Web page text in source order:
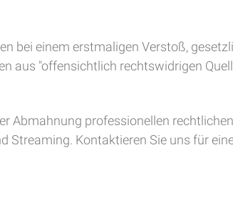
bei einem erstmaligen Verstoß,
aus "offensichtlich rechtswidrigen
Abmahnung professionellen
Streaming. Kontaktieren Sie uns für